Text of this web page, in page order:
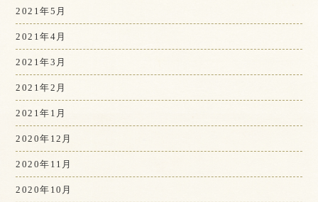
2021年5月
2021年4月
2021年3月
2021年2月
2021年1月
2020年12月
2020年11月
2020年10月